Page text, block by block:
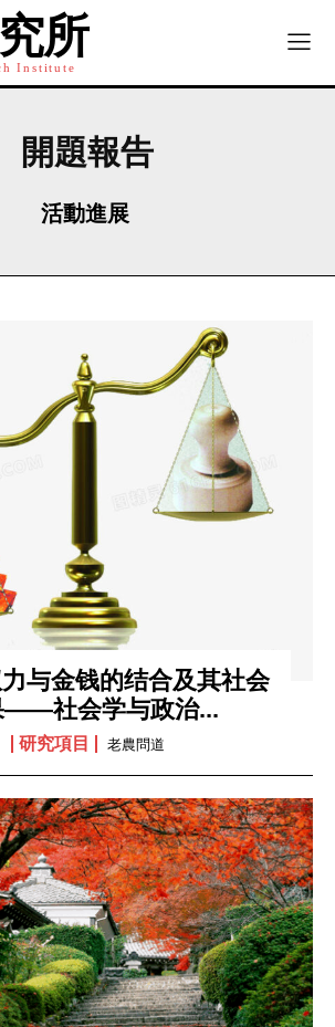
研究報告
道研究所》簡訊
兴中华传统科学，并搭建东西方科学沟
于中华文明深厚的科学智慧，结合现代
所
Institute
開題報告
活動進展
与金钱的结合及其社会
——社会学与政治...
研究項目 老農問道